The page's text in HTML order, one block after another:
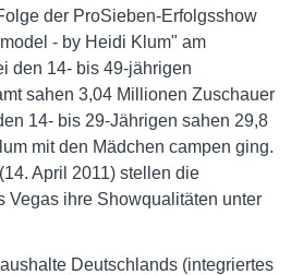
der ProSieben-Erfolgsshow
- by Heidi Klum" am
den 14- bis 49-jährigen
sahen 3,04 Millionen Zuschauer
14- bis 29-Jährigen sahen 29,8
mit den Mädchen campen ging.
April 2011) stellen die
Vegas ihre Showqualitäten unter
Deutschlands (integriertes